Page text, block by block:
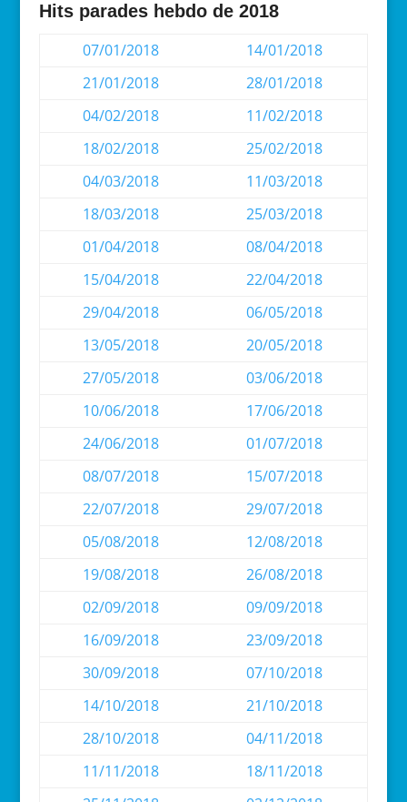
Hits parades hebdo de 2018
07/01/2018
14/01/2018
21/01/2018
28/01/2018
04/02/2018
11/02/2018
18/02/2018
25/02/2018
04/03/2018
11/03/2018
18/03/2018
25/03/2018
01/04/2018
08/04/2018
15/04/2018
22/04/2018
29/04/2018
06/05/2018
13/05/2018
20/05/2018
27/05/2018
03/06/2018
10/06/2018
17/06/2018
24/06/2018
01/07/2018
08/07/2018
15/07/2018
22/07/2018
29/07/2018
05/08/2018
12/08/2018
19/08/2018
26/08/2018
02/09/2018
09/09/2018
16/09/2018
23/09/2018
30/09/2018
07/10/2018
14/10/2018
21/10/2018
28/10/2018
04/11/2018
11/11/2018
18/11/2018